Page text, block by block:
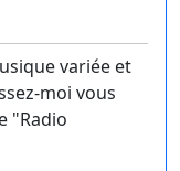
variée et
moi vous
"Radio